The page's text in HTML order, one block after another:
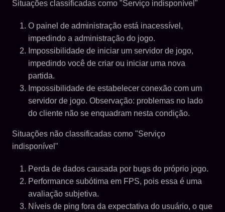
Situações classificadas como "Serviço indisponível"
O painel de administração está inacessível,
impedindo a administração do jogo.
Impossibilidade de iniciar um servidor de jogo,
impedindo você de criar ou iniciar uma nova
partida.
Impossibilidade de estabelecer conexão com um
servidor de jogo. Observação: problemas no lado
do cliente não se enquadram nesta condição.
Situações não classificadas como "Serviço
indisponível"
Perda de dados causada por bugs do próprio jogo.
Performance subótima em FPS, pois essa é uma
avaliação subjetiva.
Níveis de ping fora da expectativa do usuário, o que